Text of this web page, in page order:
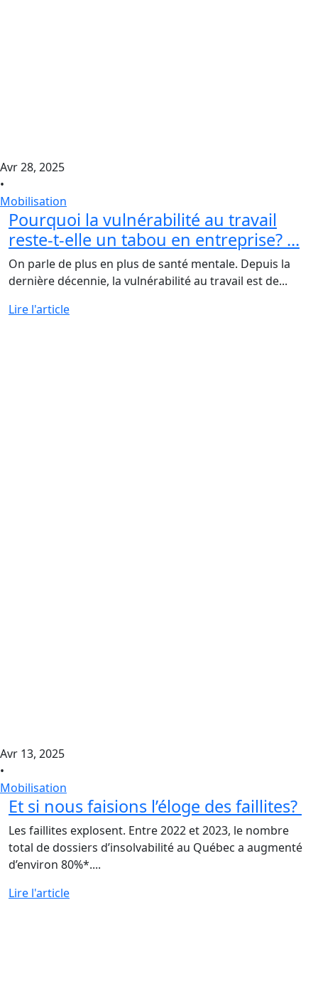
Avr 28, 2025
•
Mobilisation
Pourquoi la vulnérabilité au travail
reste-t-elle un tabou en entreprise? ...
On parle de plus en plus de santé mentale. Depuis la
dernière décennie, la vulnérabilité au travail est de...
Lire l'article
Avr 13, 2025
•
Mobilisation
Et si nous faisions l’éloge des faillites?
Les faillites explosent. Entre 2022 et 2023, le nombre
total de dossiers d’insolvabilité au Québec a augmenté
d’environ 80%*....
Lire l'article